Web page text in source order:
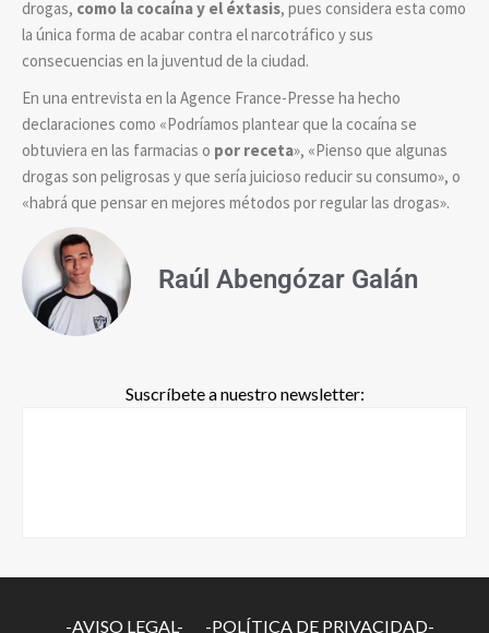
drogas, como la cocaína y el éxtasis, pues considera esta como
la única forma de acabar contra el narcotráfico y sus
consecuencias en la juventud de la ciudad.
En una entrevista en la Agence France-Presse ha hecho
declaraciones como «Podríamos plantear que la cocaína se
obtuviera en las farmacias o por receta», «Pienso que algunas
drogas son peligrosas y que sería juicioso reducir su consumo», o
«habrá que pensar en mejores métodos por regular las drogas».
Raúl Abengózar Galán
Suscríbete a nuestro newsletter:
-AVISO LEGAL- -POLÍTICA DE PRIVACIDAD-